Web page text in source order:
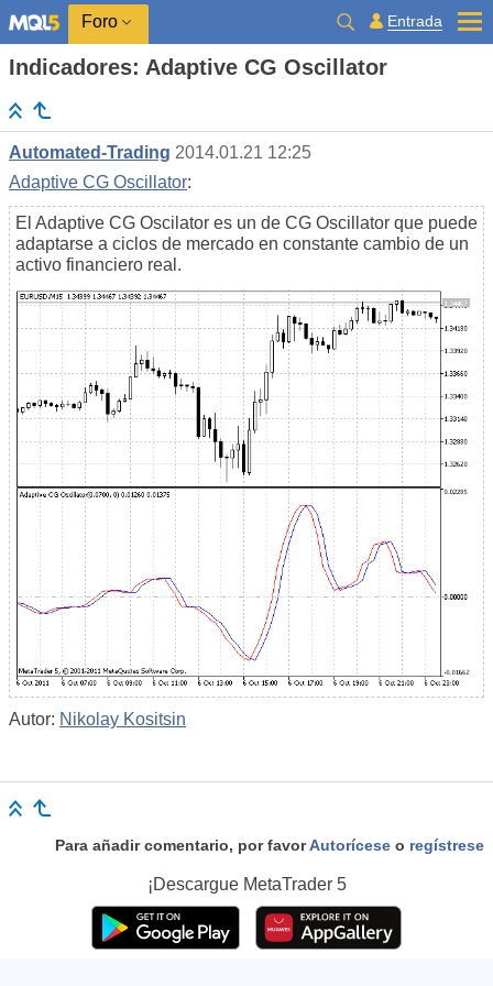
Foro Entrada
Indicadores: Adaptive CG Oscillator
Automated-Trading 2014.01.21 12:25
Adaptive CG Oscillator:
El Adaptive CG Oscilator es un de CG Oscillator que puede
adaptarse a ciclos de mercado en constante cambio de un
activo financiero real.
Autor: Nikolay Kositsin
Para añadir comentario, por favorAutorícese o regístrese
¡Descargue MetaTrader 5